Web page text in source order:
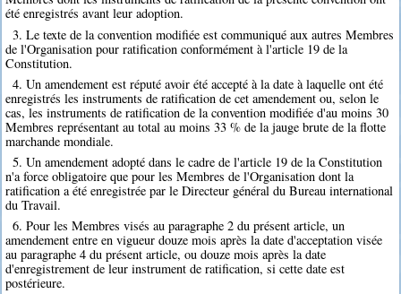
été enregistrés avant leur adoption.
3. Le texte de la convention modifiée est communiqué aux autres Membres
de l'Organisation pour ratification conformément à l'article 19 de la
Constitution.
4. Un amendement est réputé avoir été accepté à la date à laquelle ont été
enregistrés les instruments de ratification de cet amendement ou, selon le
cas, les instruments de ratification de la convention modifiée d'au moins 30
Membres représentant au total au moins 33 % de la jauge brute de la flotte
marchande mondiale.
5. Un amendement adopté dans le cadre de l'article 19 de la Constitution
n'a force obligatoire que pour les Membres de l'Organisation dont la
ratification a été enregistrée par le Directeur général du Bureau international
du Travail.
6. Pour les Membres visés au paragraphe 2 du présent article, un
amendement entre en vigueur douze mois après la date d'acceptation visée
au paragraphe 4 du présent article, ou douze mois après la date
d'enregistrement de leur instrument de ratification, si cette date est
postérieure.